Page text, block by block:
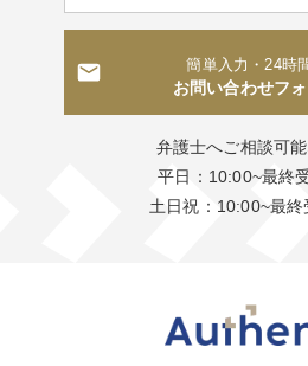
簡単入力・24時
お問い合わせフ
弁護士へご相談可
平日：10:00~最終
土日祝：10:00~最